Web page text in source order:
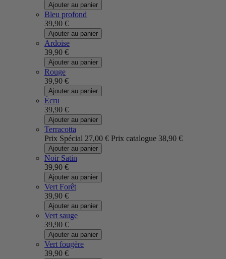
Ajouter au panier
Bleu profond
39,90 €
Ajouter au panier
Ardoise
39,90 €
Ajouter au panier
Rouge
39,90 €
Ajouter au panier
Écru
39,90 €
Ajouter au panier
Terracotta
Prix Spécial 27,00 € Prix catalogue 38,90 €
Ajouter au panier
Noir Satin
39,90 €
Ajouter au panier
Vert Forêt
39,90 €
Ajouter au panier
Vert sauge
39,90 €
Ajouter au panier
Vert fougère
39,90 €